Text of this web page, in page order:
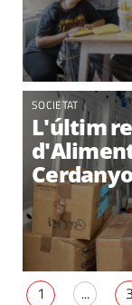
SOCIETAT
L'últim
1 ... 3